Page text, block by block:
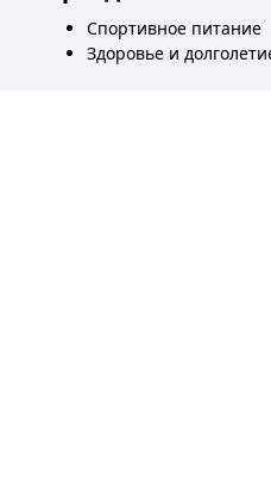
Спортивное питание
Здоровье и